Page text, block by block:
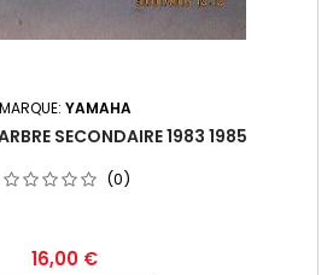
MARQUE: YAMAHA
SECONDAIRE 1983 1985
(0)
16,00 €